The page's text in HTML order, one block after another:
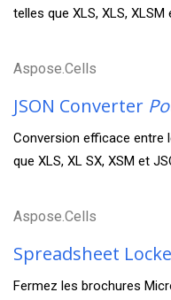
telles que XLS, XLS, XLSM
Aspose.Cells
JSON Converter
Conversion efficace entre
que XLS, XL SX, XSM et
Aspose.Cells
Spreadsheet
Fermez les brochures